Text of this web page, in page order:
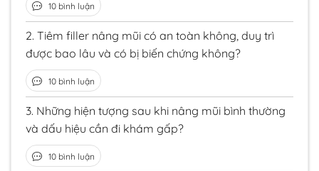
10 bình luận
2. Tiêm filler nâng mũi có an toàn không, duy trì
được bao lâu và có bị biến chứng không?
10 bình luận
3. Những hiện tượng sau khi nâng mũi bình thường
và dấu hiệu cần đi khám gấp?
10 bình luận